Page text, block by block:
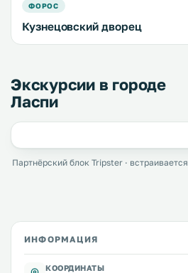
ФОРОС
Кузнецовский дворец
Экскурсии в городе
Ласпи
Партнёрский блок Tripster ·
ИНФОРМАЦИЯ
КООРДИНАТЫ